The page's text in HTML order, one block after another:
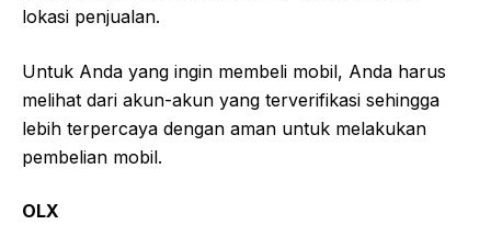
lokasi penjualan.
Untuk Anda yang ingin membeli mobil, Anda harus
melihat dari akun-akun yang terverifikasi sehingga
lebih terpercaya dengan aman untuk melakukan
pembelian mobil.
OLX